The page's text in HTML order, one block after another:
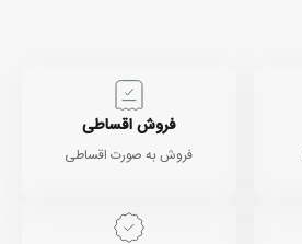
فروش اقساطی
فروش به صورت اقساطی